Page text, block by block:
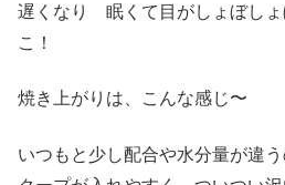
遅くなり 眠くて目がしょぼしょ
こ！
焼き上がりは、こんな感じ〜
いつもと少し配合や水分量が違う